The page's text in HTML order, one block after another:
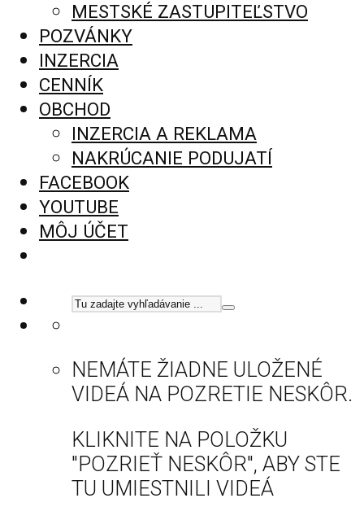
MESTSKÉ ZASTUPITEĽSTVO
POZVÁNKY
INZERCIA
CENNÍK
OBCHOD
INZERCIA A REKLAMA
NAKRÚCANIE PODUJATÍ
FACEBOOK
YOUTUBE
MÔJ ÚČET
NEMÁTE ŽIADNE ULOŽENÉ
VIDEÁ NA POZRETIE NESKÔR.
KLIKNITE NA POLOŽKU
"POZRIEŤ NESKÔR", ABY STE
TU UMIESTNILI VIDEÁ